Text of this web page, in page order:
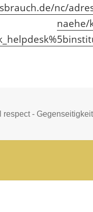
nc/
naehe/
التصنيفات
respect - Gegenseitigkeit